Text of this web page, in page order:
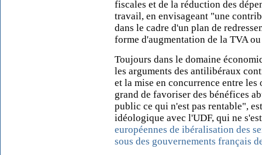
fiscales et de la réduction des
travail, en envisageant "une
dans le cadre d'un plan de
forme d'augmentation de la TVA
Toujours dans le domaine
les arguments des antilibéraux
et la mise en concurrence entre
grand de favoriser des bénéfices
public ce qui n'est pas rentable",
idéologique avec l'UDF, qui ne
européennes de ibéralisation des
sous des gouvernements français